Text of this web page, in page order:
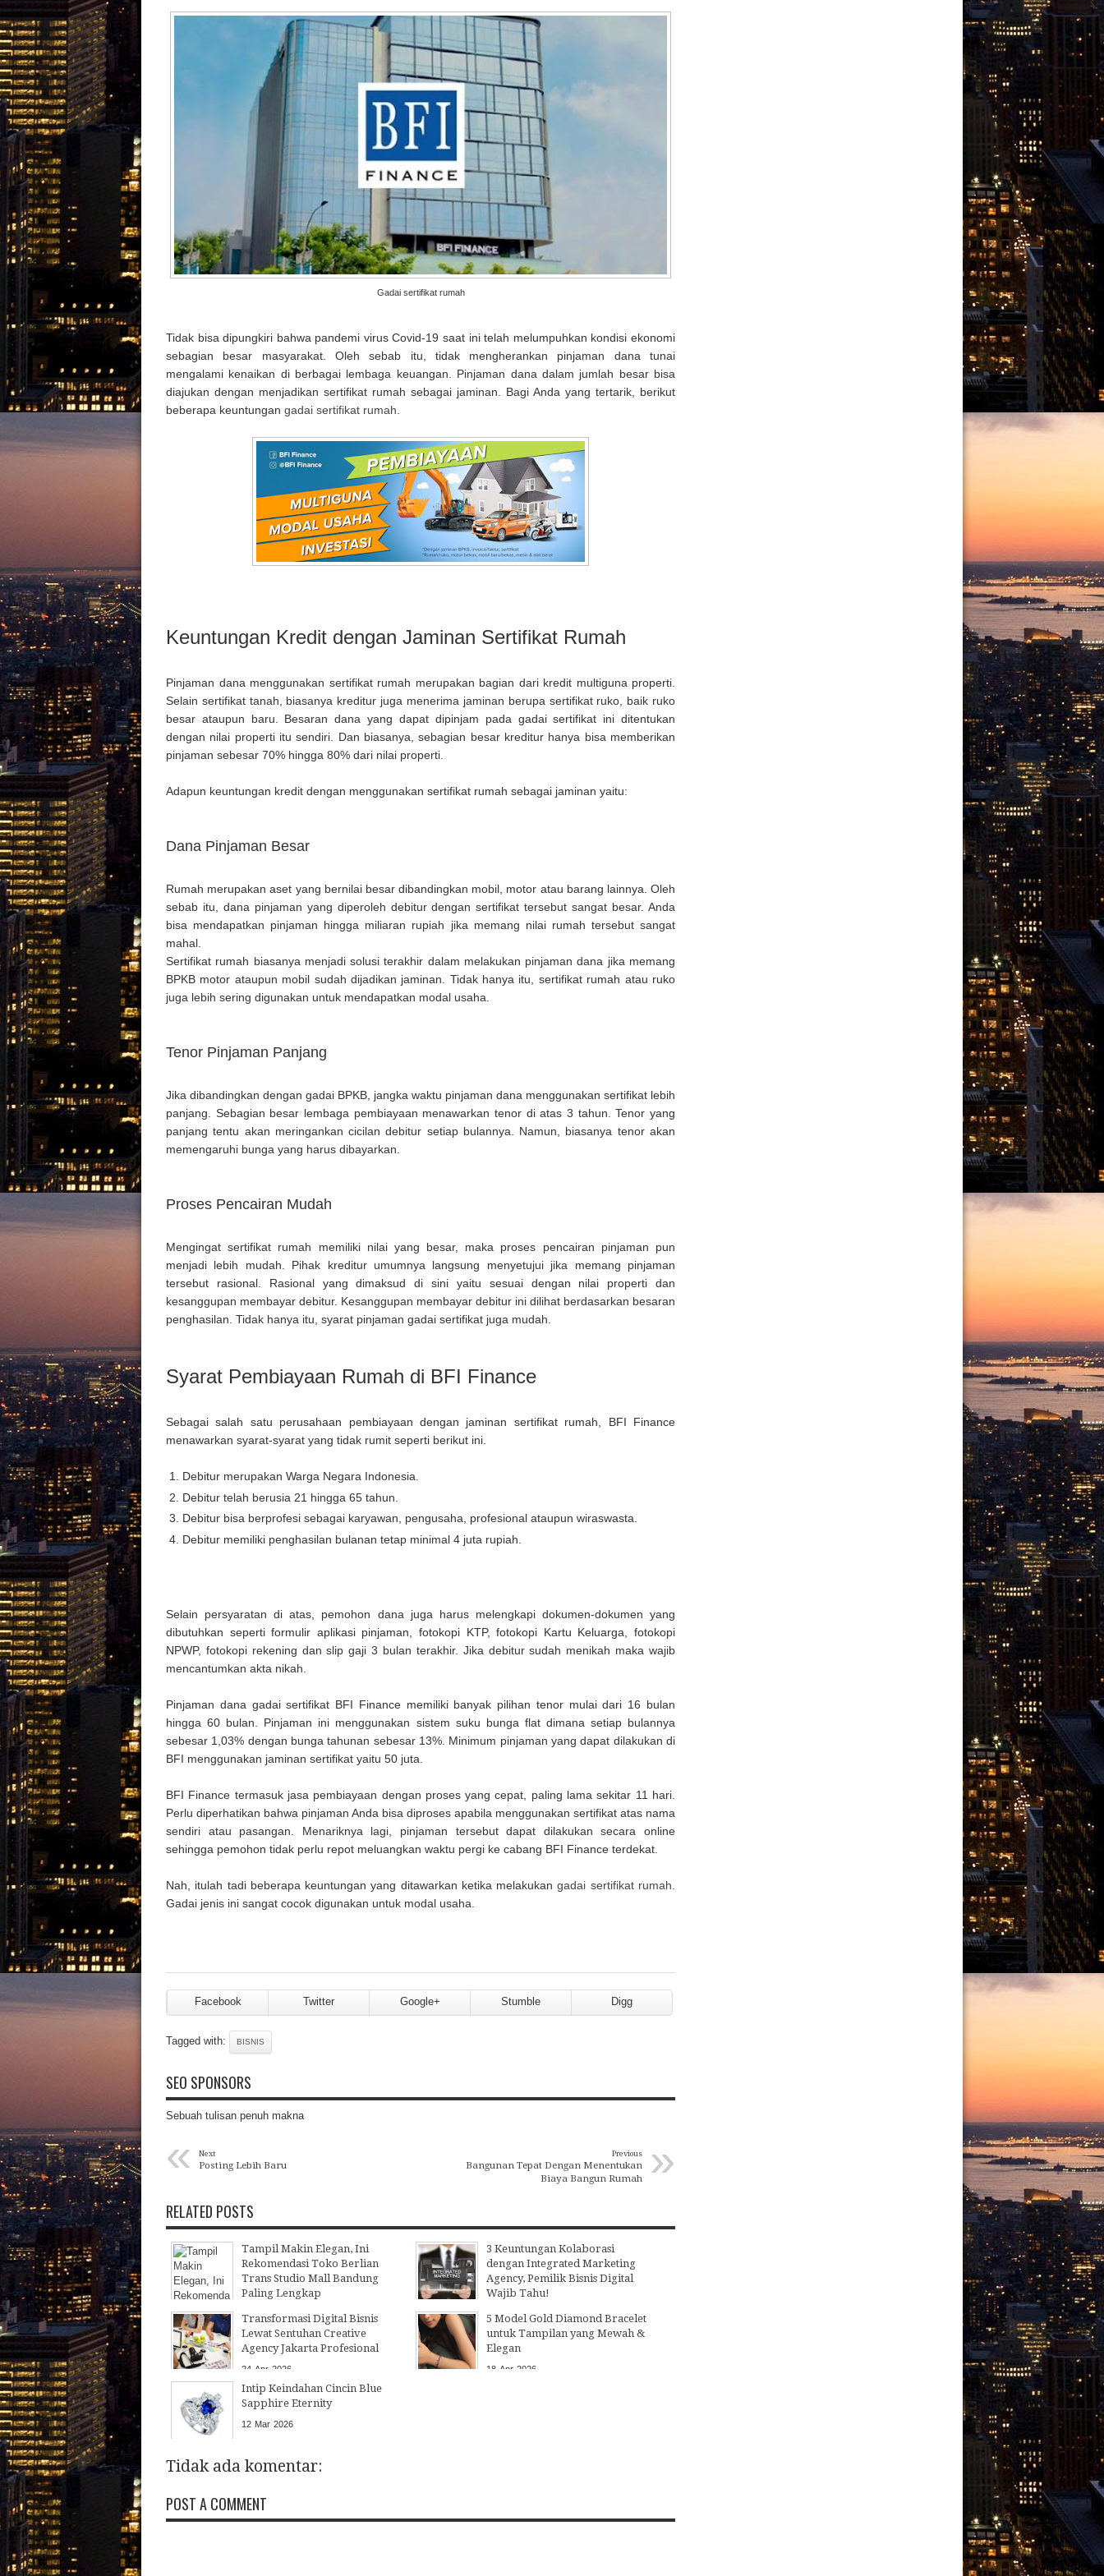
Video
Popular Posts
Gadai sertifikat rumah
Tidak bisa dipungkiri bahwa pandemi virus Covid-19 saat ini telah melumpuhkan kondisi ekonomi
sebagian besar masyarakat. Oleh sebab itu, tidak mengherankan pinjaman dana tunai
mengalami kenaikan di berbagai lembaga keuangan. Pinjaman dana dalam jumlah besar bisa
diajukan dengan menjadikan sertifikat rumah sebagai jaminan. Bagi Anda yang tertarik, berikut
beberapa keuntungan gadai sertifikat rumah
Keuntungan Kredit dengan Jaminan Sertifikat Rumah
Pinjaman dana menggunakan sertifikat rumah merupakan bagian dari kredit multiguna properti.
Selain sertifikat tanah, biasanya kreditur juga menerima jaminan berupa sertifikat ruko, baik ruko
besar ataupun baru. Besaran dana yang dapat dipinjam pada gadai sertifikat ini ditentukan
dengan nilai properti itu sendiri. Dan biasanya, sebagian besar kreditur hanya bisa memberikan
pinjaman sebesar 70% hingga 80% dari nilai properti.
Adapun keuntungan kredit dengan menggunakan sertifikat rumah sebagai jaminan yaitu:
Dana Pinjaman Besar
Rumah merupakan aset yang bernilai besar dibandingkan mobil, motor atau barang lainnya. Oleh
sebab itu, dana pinjaman yang diperoleh debitur dengan sertifikat tersebut sangat besar. Anda
bisa mendapatkan pinjaman hingga miliaran rupiah jika memang nilai rumah tersebut sangat
mahal.
Sertifikat rumah biasanya menjadi solusi terakhir dalam melakukan pinjaman dana jika memang
BPKB motor ataupun mobil sudah dijadikan jaminan. Tidak hanya itu, sertifikat rumah atau ruko
juga lebih sering digunakan untuk mendapatkan modal usaha.
Tenor Pinjaman Panjang
Jika dibandingkan dengan gadai BPKB, jangka waktu pinjaman dana menggunakan sertifikat lebih
panjang. Sebagian besar lembaga pembiayaan menawarkan tenor di atas 3 tahun. Tenor yang
panjang tentu akan meringankan cicilan debitur setiap bulannya. Namun, biasanya tenor akan
memengaruhi bunga yang harus dibayarkan.
Proses Pencairan Mudah
Mengingat sertifikat rumah memiliki nilai yang besar, maka proses pencairan pinjaman pun
menjadi lebih mudah. Pihak kreditur umumnya langsung menyetujui jika memang pinjaman
tersebut rasional. Rasional yang dimaksud di sini yaitu sesuai dengan nilai properti dan
kesanggupan membayar debitur. Kesanggupan membayar debitur ini dilihat berdasarkan besaran
penghasilan. Tidak hanya itu, syarat pinjaman gadai sertifikat juga mudah.
Syarat Pembiayaan Rumah di BFI Finance
Sebagai salah satu perusahaan pembiayaan dengan jaminan sertifikat rumah, BFI Finance
menawarkan syarat-syarat yang tidak rumit seperti berikut ini.
Debitur merupakan Warga Negara Indonesia.
Debitur telah berusia 21 hingga 65 tahun.
Debitur bisa berprofesi sebagai karyawan, pengusaha, profesional ataupun wiraswasta.
Debitur memiliki penghasilan bulanan tetap minimal 4 juta rupiah.
Selain persyaratan di atas, pemohon dana juga harus melengkapi dokumen-dokumen yang
dibutuhkan seperti formulir aplikasi pinjaman, fotokopi KTP, fotokopi Kartu Keluarga, fotokopi
NPWP, fotokopi rekening dan slip gaji 3 bulan terakhir. Jika debitur sudah menikah maka wajib
mencantumkan akta nikah.
Pinjaman dana gadai sertifikat BFI Finance memiliki banyak pilihan tenor mulai dari 16 bulan
hingga 60 bulan. Pinjaman ini menggunakan sistem suku bunga flat dimana setiap bulannya
sebesar 1,03% dengan bunga tahunan sebesar 13%. Minimum pinjaman yang dapat dilakukan di
BFI menggunakan jaminan sertifikat yaitu 50 juta.
BFI Finance termasuk jasa pembiayaan dengan proses yang cepat, paling lama sekitar 11 hari.
Perlu diperhatikan bahwa pinjaman Anda bisa diproses apabila menggunakan sertifikat atas nama
sendiri atau pasangan. Menariknya lagi, pinjaman tersebut dapat dilakukan secara online
sehingga pemohon tidak perlu repot meluangkan waktu pergi ke cabang BFI Finance terdekat.
Nah, itulah tadi beberapa keuntungan yang ditawarkan ketika melakukangadai sertifikat rumah
Gadai jenis ini sangat cocok digunakan untuk modal usaha.
Facebook Twitter Google+ Stumble Digg
Tagged with: BISNIS
SEO SPONSORS
Sebuah tulisan penuh makna
« Next
Posting Lebih Baru »
Previous
Bangunan Tepat Dengan Menentukan
Biaya Bangun Rumah
RELATED POSTS
Tampil Makin Elegan, Ini
Rekomendasi Toko Berlian
Trans Studio Mall Bandung
Paling Lengkap
22 Jul 2026
3 Keuntungan Kolaborasi
dengan Integrated Marketing
Agency, Pemilik Bisnis Digital
Wajib Tahu!
15 Jul 2026
Transformasi Digital Bisnis
Lewat Sentuhan Creative
Agency Jakarta Profesional
24 Apr 2026
5 Model Gold Diamond Bracelet
untuk Tampilan yang Mewah &
Elegan
18 Apr 2026
Intip Keindahan Cincin Blue
Sapphire Eternity
12 Mar 2026
Tidak ada komentar:
POST A COMMENT